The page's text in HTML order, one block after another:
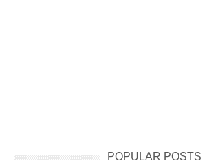
POPULAR POSTS